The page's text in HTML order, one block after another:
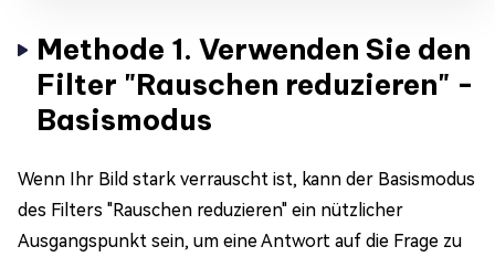
Methode 1. Verwenden Sie den
Filter "Rauschen reduzieren" -
Basismodus
Wenn Ihr Bild stark verrauscht ist, kann der Basismodus
des Filters "Rauschen reduzieren" ein nützlicher
Ausgangspunkt sein, um eine Antwort auf die Frage zu